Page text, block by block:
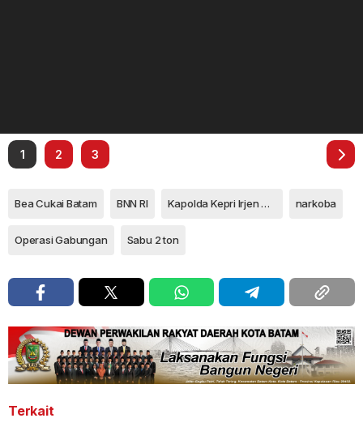
1 2 3
Bea Cukai Batam BNN RI Kapolda Kepri Irjen Pol Asep Safrudin narkoba
Operasi Gabungan Sabu 2 ton
Terkait